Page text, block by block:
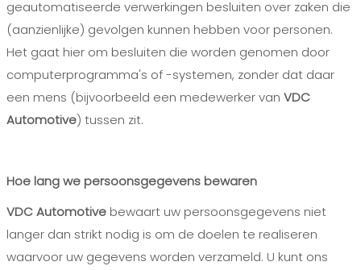
geautomatiseerde verwerkingen besluiten over zaken die
(aanzienlijke) gevolgen kunnen hebben voor personen.
Het gaat hier om besluiten die worden genomen door
computerprogramma's of -systemen, zonder dat daar
een mens (bijvoorbeeld een medewerker van VDC
Automotive) tussen zit.
Hoe lang we persoonsgegevens bewaren
VDC Automotivebewaart uw persoonsgegevens niet
langer dan strikt nodig is om de doelen te realiseren
waarvoor uw gegevens worden verzameld. U kunt ons